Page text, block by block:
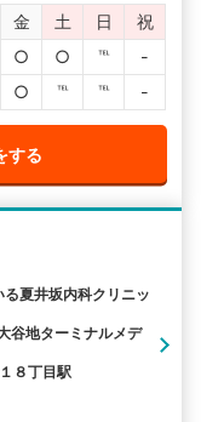
金 土 日
祝
○ ○ ℡
-
○ ℡ ℡ -
する
夏井坂内科クリニッ
谷地ターミナルメデ
８丁目駅